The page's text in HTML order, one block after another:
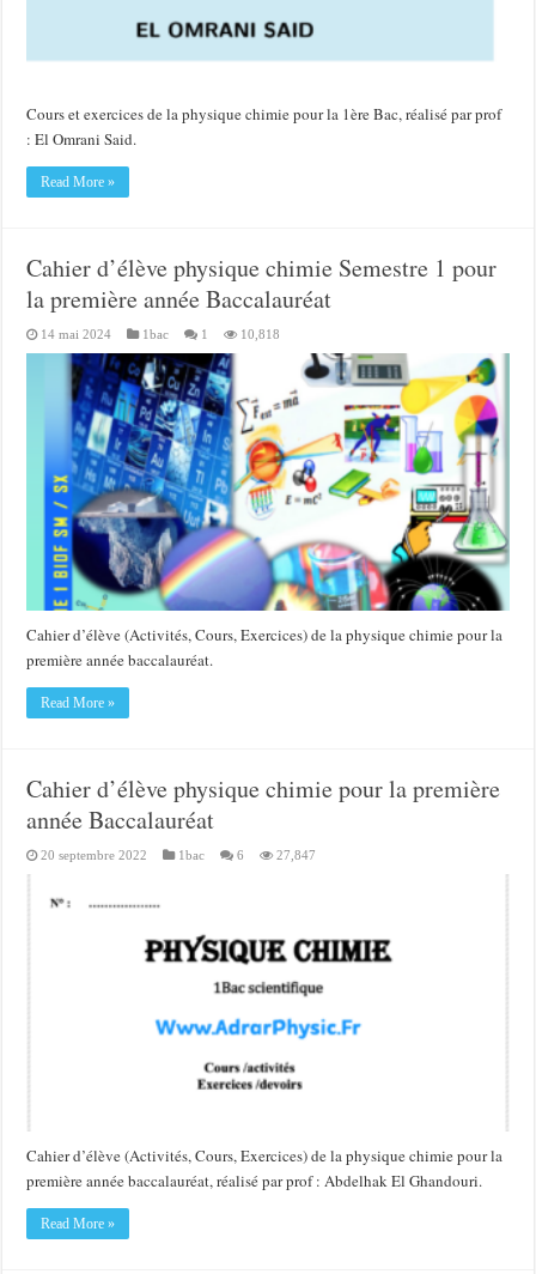
Cours et exercices de la physique chimie pour la 1ère Bac, réalisé par prof
: El Omrani Said.
Read More »
Cahier d’élève physique chimie Semestre 1 pour
la première année Baccalauréat
14 mai 2024 1bac 1 10,818
Cahier d’élève (Activités, Cours, Exercices) de la physique chimie pour la
première année baccalauréat.
Read More »
Cahier d’élève physique chimie pour la première
année Baccalauréat
20 septembre 2022 1bac 6 27,847
Cahier d’élève (Activités, Cours, Exercices) de la physique chimie pour la
première année baccalauréat, réalisé par prof : Abdelhak El Ghandouri.
Read More »